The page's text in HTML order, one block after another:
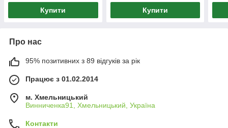
Купити Купити
Про нас
95% позитивних з 89 відгуків за рік
Працює з 01.02.2014
м. Хмельницький
Винниченка91, Хмельницький, Україна
Контакти